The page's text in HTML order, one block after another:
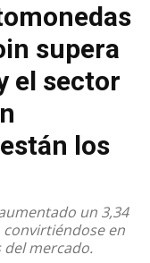
supera
el sector
los
un 3,34
en
mercado.